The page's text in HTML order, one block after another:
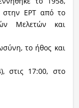
στην ΕΡΤ από το
Μελετών και
το ήθος και
στις 17:00, στο